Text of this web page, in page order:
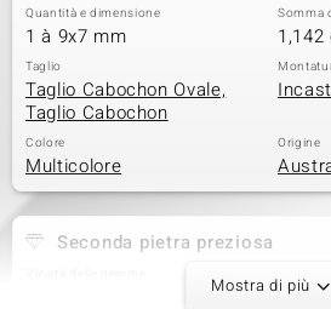
Quantità e dimensione
1 à 9x7 mm
Somma
Taglio
Taglio Cabochon Ovale,
Taglio Cabochon
Colore
Multicolore
Origine
Seconda pietra preziosa
12 à
Mostra di più